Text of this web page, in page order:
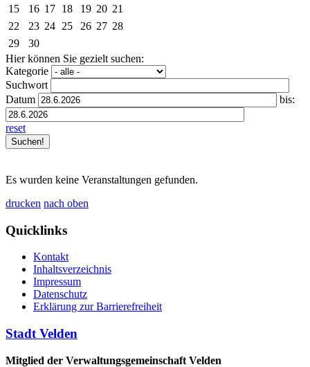
15
16 17 18 19 20 21
22
23 24 25 26 27 28
29
30
Hier können Sie gezielt suchen:
Kategorie
Suchwort
Datum
bis:
reset
Es wurden keine Veranstaltungen gefunden.
drucken nach oben
Quicklinks
Kontakt
Inhaltsverzeichnis
Impressum
Datenschutz
Erklärung zur Barrierefreiheit
Stadt Velden
Mitglied der Verwaltungsgemeinschaft Velden